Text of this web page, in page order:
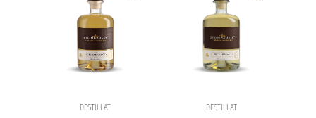
DESTILLAT DESTILLAT